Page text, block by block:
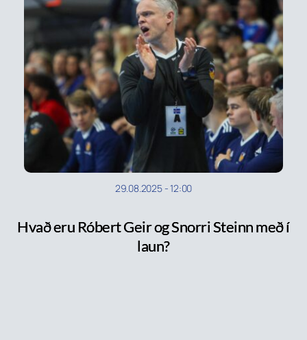
29.08.2025-12:00
Hvað eru Róbert Geir og Snorri Steinn með í
laun?